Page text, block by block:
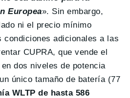
Europea». Sin embargo,
ni el precio mínimo
condiciones adicionales a las
CUPRA, que vende el
dos niveles de potencia
único tamaño de batería (77
WLTP de hasta 586